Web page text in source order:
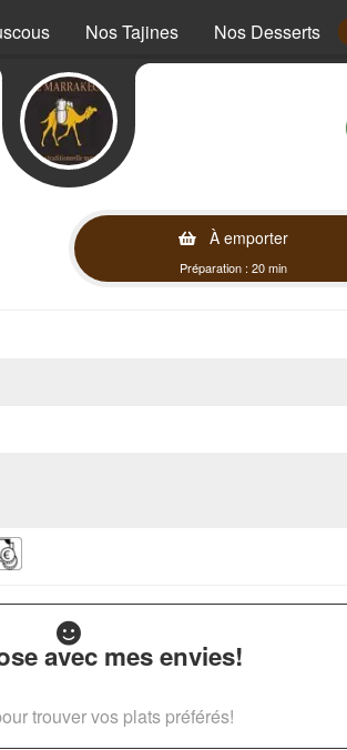
Nos Tajines Nos Desserts
À emporter
Préparation : 20 min
avec mes envies!
trouver vos plats préférés!